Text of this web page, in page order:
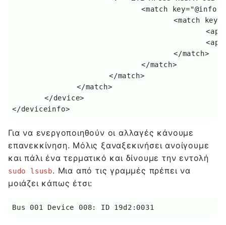
Για να ενεργοποιηθούν οι αλλαγές κάνουμε
επανεκκίνηση. Μόλις ξαναξεκινήσει ανοίγουμε
και πάλι ένα τερματικό και δίνουμε την εντολή
sudo lsusb. Μια από τις γραμμές πρέπει να
μοιάζει κάπως έτσι:
Bus 001 Device 008: ID 19d2:0031